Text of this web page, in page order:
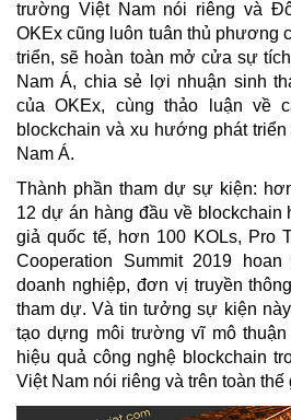
trường Việt Nam nói riêng và
OKEx cũng luôn tuân thủ phương
triển, sẽ hoàn toàn mở cửa sự
Nam Á, chia sẻ lợi nhuận sinh
của OKEx, cùng thảo luận về
blockchain và xu hướng phát
Nam Á.
Thành phần tham dự sự kiện:
12 dự án hàng đầu về
giả quốc tế, hơn 100 KOLs, Pro
Cooperation Summit 2019
doanh nghiệp, đơn vị truyền
tham dự. Và tin tưởng sự kiện
tạo dựng môi trường vĩ mô
hiệu quả công nghệ blockchain
Việt Nam nói riêng và trên toàn